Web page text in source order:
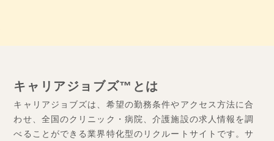
キャリアジョブズ™とは
キャリアジョブズは、希望の勤務条件やアクセス方法に合
わせ、全国のクリニック・病院、介護施設の求人情報を調
べることができる業界特化型のリクルートサイトです。サ